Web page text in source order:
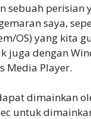
sebuah perisian
saya,
OS) yang kita
juga dengan
Media Player.
dimainkan
untuk